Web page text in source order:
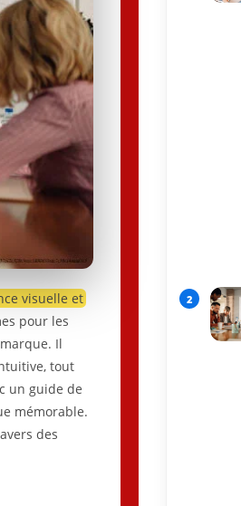
visuelle et
pour les
Il
tout
un guide de
mémorable.
des
2